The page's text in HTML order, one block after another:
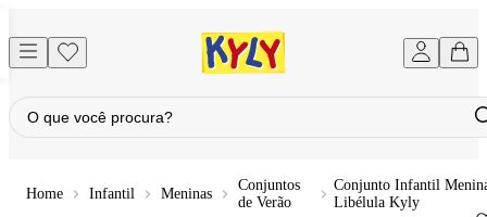
Infantil Meninas
Conjuntos
de Verão
Conjunto Infantil
Libélula Kyly